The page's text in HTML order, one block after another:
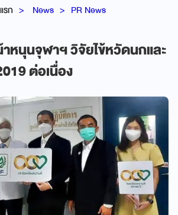
รก News PR News
หนุนจุฬาฯ วิจัยไข้หวัดนกและ
ต่อเนื่อง